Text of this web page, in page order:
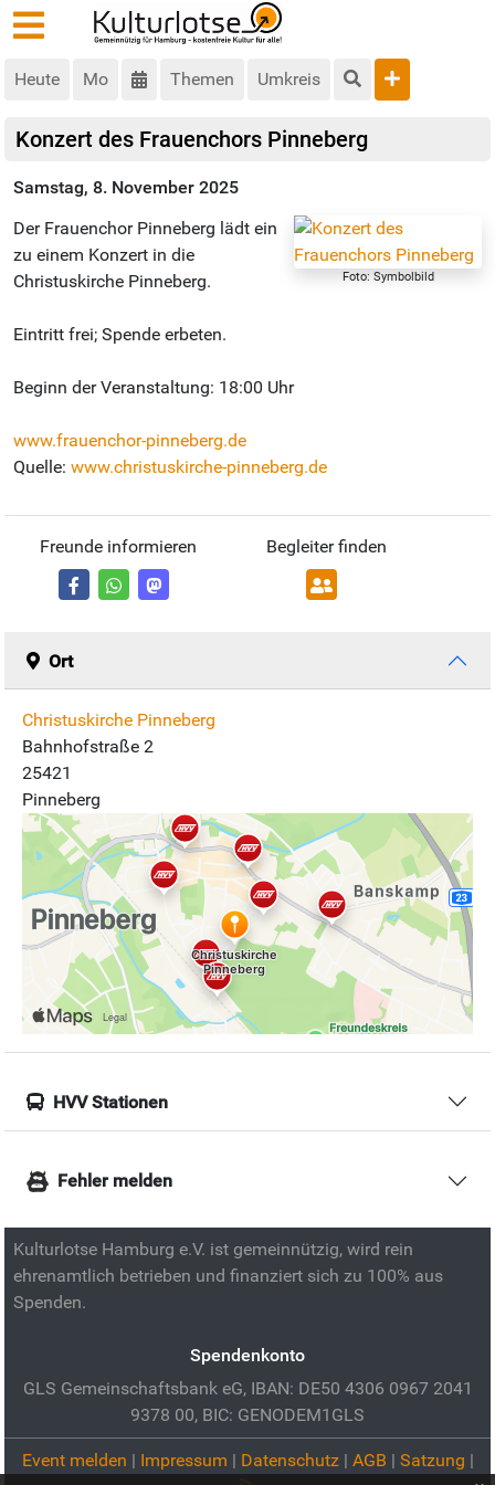
Heute Mo Themen Umkreis
Konzert des Frauenchors Pinneberg
Samstag, 8. November 2025
Foto: Symbolbild
Der Frauenchor Pinneberg lädt ein
zu einem Konzert in die
Christuskirche Pinneberg.
Eintritt frei; Spende erbeten.
Beginn der Veranstaltung: 18:00 Uhr
www.frauenchor-pinneberg.de
Quelle: www.christuskirche-pinneberg.de
Freunde informieren Begleiter finden
Ort
Christuskirche Pinneberg
Bahnhofstraße 2
25421
Pinneberg
HVV Stationen
Fehler melden
Kulturlotse Hamburg e.V. ist gemeinnützig, wird rein
ehrenamtlich betrieben und finanziert sich zu 100% aus
Spenden.
Spendenkonto
GLS Gemeinschaftsbank eG, IBAN: DE50 4306 0967 2041
9378 00, BIC: GENODEM1GLS
Event melden | Impressum | Datenschutz| AGB | Satzung |